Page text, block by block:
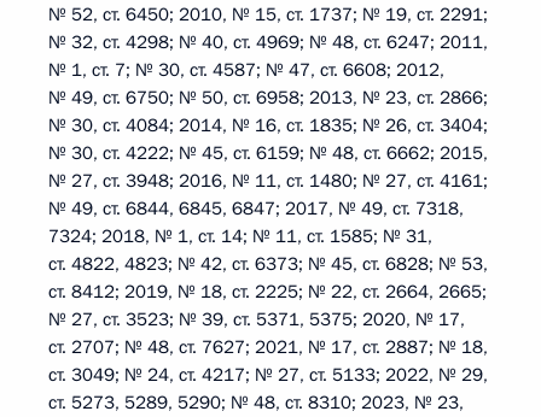
№ 52, ст. 6450; 2010, № 15, ст. 1737; № 19, ст. 2291;
№ 32, ст. 4298; № 40, ст. 4969; № 48, ст. 6247; 2011,
№ 1, ст. 7; № 30, ст. 4587; № 47, ст. 6608; 2012,
№ 49, ст. 6750; № 50, ст. 6958; 2013, № 23, ст. 2866;
№ 30, ст. 4084; 2014, № 16, ст. 1835; № 26, ст. 3404;
№ 30, ст. 4222; № 45, ст. 6159; № 48, ст. 6662; 2015,
№ 27, ст. 3948; 2016, № 11, ст. 1480; № 27, ст. 4161;
№ 49, ст. 6844, 6845, 6847; 2017, № 49, ст. 7318,
7324; 2018, № 1, ст. 14; № 11, ст. 1585; № 31,
ст. 4822, 4823; № 42, ст. 6373; № 45, ст. 6828; № 53,
ст. 8412; 2019, № 18, ст. 2225; № 22, ст. 2664, 2665;
№ 27, ст. 3523; № 39, ст. 5371, 5375; 2020, № 17,
ст. 2707; № 48, ст. 7627; 2021, № 17, ст. 2887; № 18,
ст. 3049; № 24, ст. 4217; № 27, ст. 5133; 2022, № 29,
ст. 5273, 5289, 5290; № 48, ст. 8310; 2023, № 23,